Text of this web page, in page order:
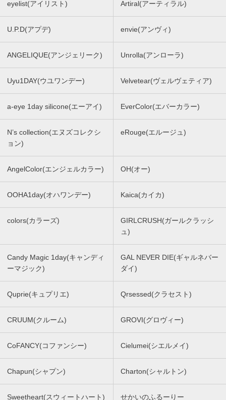
eyelist(アイリスト) Artiral(アーティラル)
U.P.D(アプデ) envie(アンヴィ)
ANGELIQUE(アンジェリーク) Unrolla(アンローラ)
Uyu1DAY(ウユワンデー) Velvetear(ヴェルヴェティア)
a-eye 1day silicone(エーアイ) EverColor(エバーカラー)
N’s collection(エヌズコレクシ
ョン)
eRouge(エルージュ)
AngelColor(エンジェルカラー) OH(オー)
OOHA1day(オハワンデー) Kaica(カイカ)
colors(カラーズ)
GIRLCRUSH(ガールクラッシ
ュ)
Candy Magic 1day(キャンディ
ーマジック)
GAL NEVER DIE(ギャルネバー
ダイ)
Quprie(キュプリエ) Qrsessed(クラセスト)
CRUUM(クルーム) GROVI(グロヴィー)
CoFANCY(コファンシー) Cielumei(シエルメイ)
Chapun(シャプン) Charton(シャルトン)
Sweetheart(スウィートハート) せかいのふるーりー